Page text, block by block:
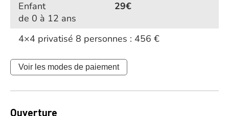
Enfant
29€
de 0 à 12 ans
4×4 privatisé 8 personnes : 456 €
Voir les modes de paiement
Ouverture